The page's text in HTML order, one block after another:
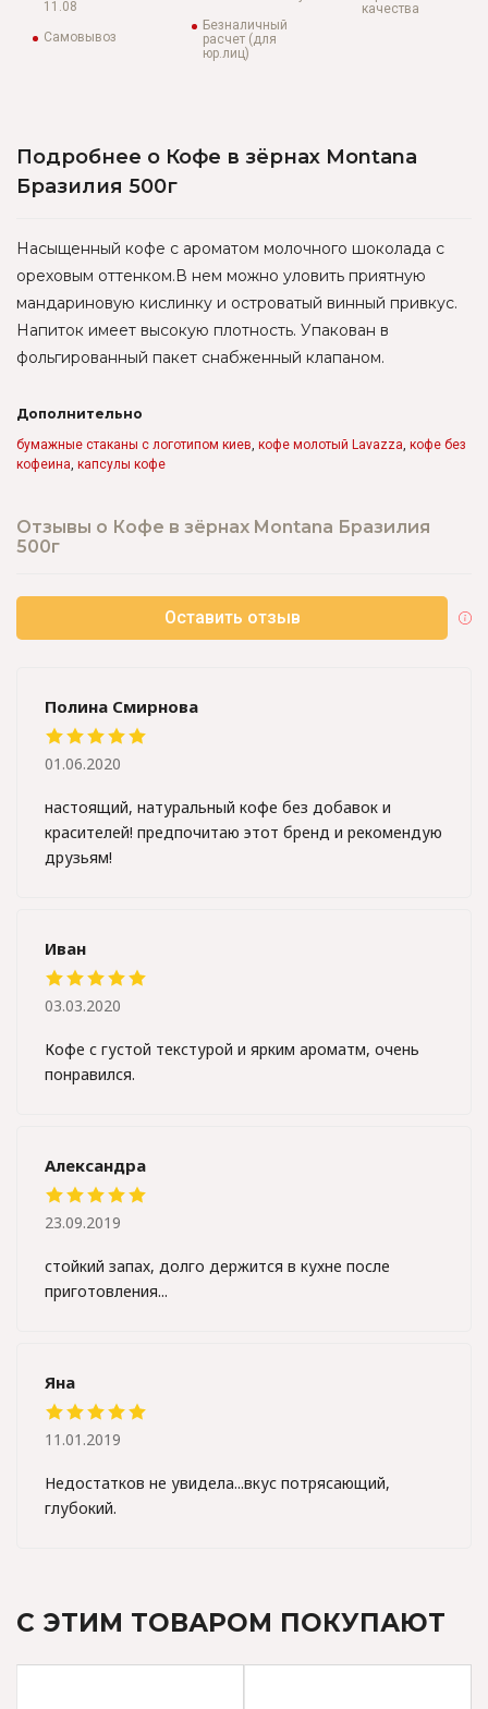
11.08
Самовывоз
Безналичный
расчет (для
юр.лиц)
качества
Подробнее о Кофе в зёрнах Montana
Бразилия 500г
Насыщенный кофе с ароматом молочного шоколада с
ореховым оттенком.В нем можно уловить приятную
мандариновую кислинку и островатый винный привкус.
Напиток имеет высокую плотность. Упакован в
фольгированный пакет снабженный клапаном.
Дополнительно
бумажные стаканы с логотипом киев, кофе молотый Lavazza, кофе без
кофеина, капсулы кофе
Отзывы о Кофе в зёрнах Montana Бразилия
500г
Оставить отзыв
Полина Смирнова
настоящий, натуральный кофе без добавок и
красителей! предпочитаю этот бренд и рекомендую
друзьям!
01.06.2020
Иван
Кофе с густой текстурой и ярким ароматм, очень
понравился.
03.03.2020
Александра
стойкий запах, долго держится в кухне после
приготовления...
23.09.2019
Яна
Недостатков не увидела...вкус потрясающий,
глубокий.
11.01.2019
С ЭТИМ ТОВАРОМ ПОКУПАЮТ